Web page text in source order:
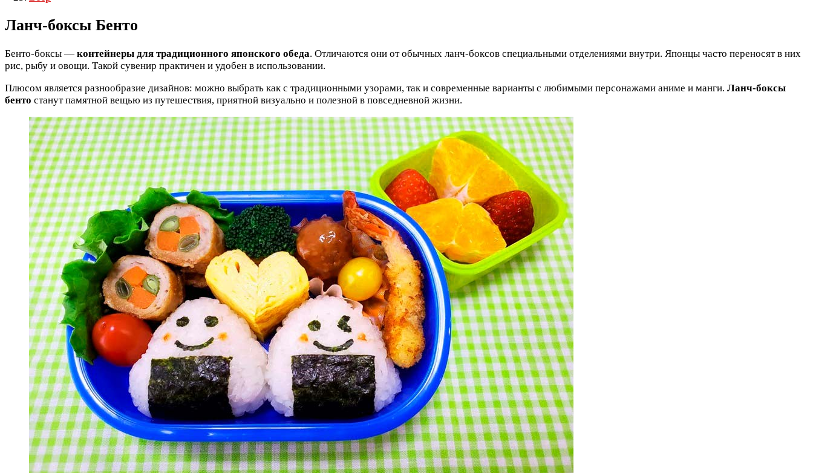
Ланч-боксы Бенто
Бенто-боксы — контейнеры для традиционного японского обеда. Отличаются они от обычных ланч-боксов специальными отделениями внутри. Японцы часто переносят в них
рис, рыбу и овощи. Такой сувенир практичен и удобен в использовании.
Плюсом является разнообразие дизайнов: можно выбрать как с традиционными узорами, так и современные варианты с любимыми персонажами аниме и манги. Ланч-боксы
бенто станут памятной вещью из путешествия, приятной визуально и полезной в повседневной жизни.